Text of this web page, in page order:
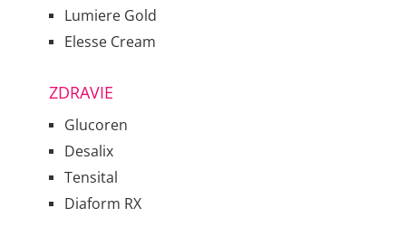
Lumiere Gold
Elesse Cream
ZDRAVIE
Glucoren
Desalix
Tensital
Diaform RX